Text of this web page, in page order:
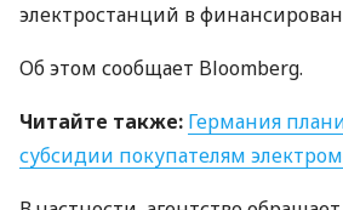
электростанций в
Об этом сообщает Bloomberg.
Читайте также: Германия
субсидии покупателям